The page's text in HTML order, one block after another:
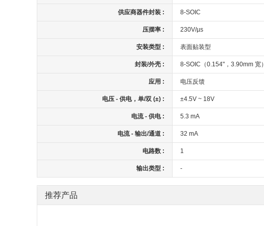
供应商器件封装 : 8-SOIC
压摆率 : 230V/µs
安装类型 : 表面贴装型
封装/外壳 : 8-SOIC（0.154"，3.90mm 宽）
应用 : 电压反馈
电压 - 供电，单/双 (±) : ±4.5V ~ 18V
电流 - 供电 : 5.3 mA
电流 - 输出/通道 : 32 mA
电路数 : 1
输出类型 : -
推荐产品